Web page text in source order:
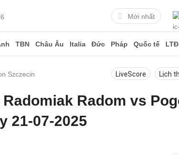
Mới nhất
TBN Châu Âu Italia Đức Pháp Quốc tế
Szczecin LiveScore Lịch
Radom vs
21-07-2025